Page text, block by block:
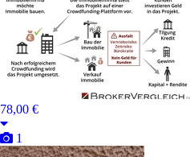
78,00 €
1